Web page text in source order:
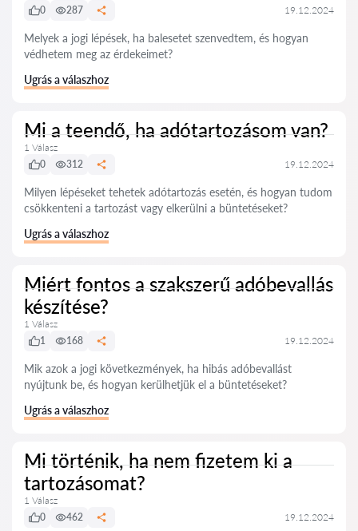
0
287 19.12.2024
Melyek a jogi lépések, ha balesetet szenvedtem, és hogyan
védhetem meg az érdekeimet?
Ugrás a válaszhoz
Mi a teendő, ha adótartozásom van?
1 Válasz
0
312 19.12.2024
Milyen lépéseket tehetek adótartozás esetén, és hogyan tudom
csökkenteni a tartozást vagy elkerülni a büntetéseket?
Ugrás a válaszhoz
Miért fontos a szakszerű adóbevallás
készítése?
1 Válasz
1
168 19.12.2024
Mik azok a jogi következmények, ha hibás adóbevallást
nyújtunk be, és hogyan kerülhetjük el a büntetéseket?
Ugrás a válaszhoz
Mi történik, ha nem fizetem ki a
tartozásomat?
1 Válasz
0
462 19.12.2024